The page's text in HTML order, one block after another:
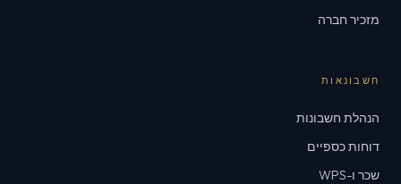
מזכיר חברה
חשבונאות
הנהלת חשבונות
דוחות כספיים
שכר ו-WPS